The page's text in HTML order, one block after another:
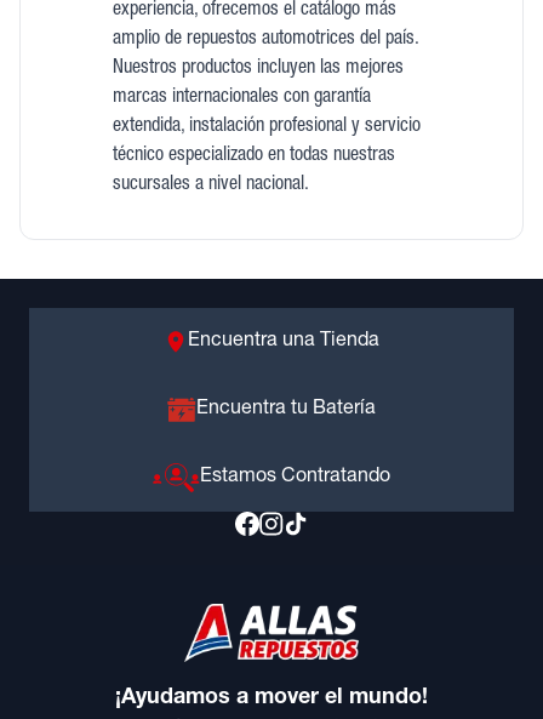
experiencia, ofrecemos el catálogo más
amplio de repuestos automotrices del país.
Nuestros productos incluyen las mejores
marcas internacionales con garantía
extendida, instalación profesional y servicio
técnico especializado en todas nuestras
sucursales a nivel nacional.
Encuentra una Tienda
Encuentra tu Batería
Estamos Contratando
¡Ayudamos a mover el mundo!